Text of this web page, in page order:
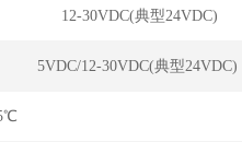
12-30VDC(典型24VDC)
5VDC/12-30VDC(典型24VDC)